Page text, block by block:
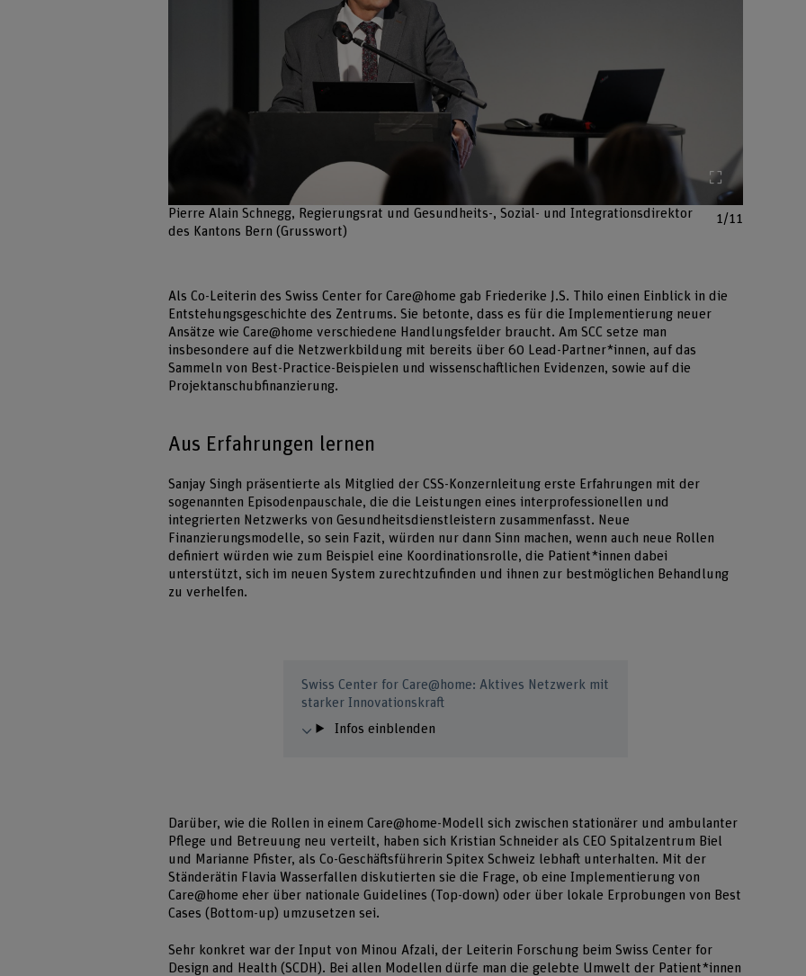
Pierre Alain Schnegg, Regierungsrat und Gesundheits-, Sozial- und Integrationsdirektor
des Kantons Bern (Grusswort)
1/11
Als Co-Leiterin des Swiss Center for Care@home gab Friederike J.S. Thilo einen Einblick in die
Entstehungsgeschichte des Zentrums. Sie betonte, dass es für die Implementierung neuer
Ansätze wie Care@home verschiedene Handlungsfelder braucht. Am SCC setze man
insbesondere auf die Netzwerkbildung mit bereits über 60 Lead-Partner*innen, auf das
Sammeln von Best-Practice-Beispielen und wissenschaftlichen Evidenzen, sowie auf die
Projektanschubfinanzierung.
Aus Erfahrungen lernen
Sanjay Singh präsentierte als Mitglied der CSS-Konzernleitung erste Erfahrungen mit der
sogenannten Episodenpauschale, die die Leistungen eines interprofessionellen und
integrierten Netzwerks von Gesundheitsdienstleistern zusammenfasst. Neue
Finanzierungsmodelle, so sein Fazit, würden nur dann Sinn machen, wenn auch neue Rollen
definiert würden wie zum Beispiel eine Koordinationsrolle, die Patient*innen dabei
unterstützt, sich im neuen System zurechtzufinden und ihnen zur bestmöglichen Behandlung
zu verhelfen.
Swiss Center for Care@home: Aktives Netzwerk mit
starker Innovationskraft
Infos einblenden
Darüber, wie die Rollen in einem Care@home-Modell sich zwischen stationärer und ambulanter
Pflege und Betreuung neu verteilt, haben sich Kristian Schneider als CEO Spitalzentrum Biel
und Marianne Pfister, als Co-Geschäftsführerin Spitex Schweiz lebhaft unterhalten. Mit der
Ständerätin Flavia Wasserfallen diskutierten sie die Frage, ob eine Implementierung von
Care@home eher über nationale Guidelines (Top-down) oder über lokale Erprobungen von Best
Cases (Bottom-up) umzusetzen sei.
Sehr konkret war der Input von Minou Afzali, der Leiterin Forschung beim Swiss Center for
Design and Health (SCDH). Bei allen Modellen dürfe man die gelebte Umwelt der Patient*innen